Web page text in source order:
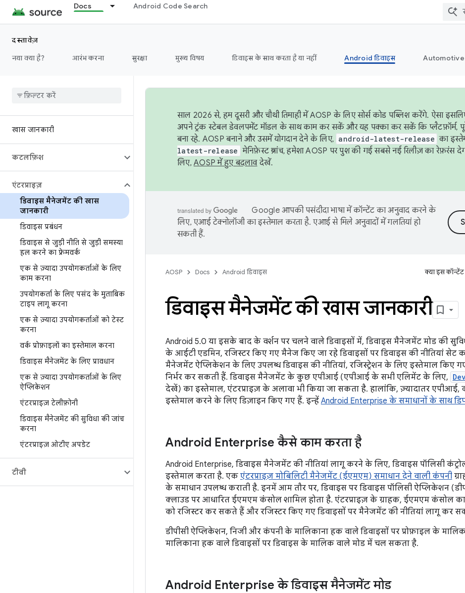
Docs Android Code Search
दस्तावेज़
नया क्या है?
आरंभ करना सुरक्षा मुख्य विषय डिवाइस के साथ करता है या नहीं Android डिवाइस Automotive
खास जानकारी
कटलफ़िश
एंटरप्राइज़
डिवाइस मैनेजमेंट की खास
जानकारी
डिवाइस प्रबंधन
डिवाइस से जुड़ी नीति से जुड़ी समस्या
हल करने का फ़्रेमवर्क
एक से ज़्यादा उपयोगकर्ताओं के लिए
काम करना
उपयोगकर्ता के लिए पसंद के मुताबिक
टाइप लागू करना
एक से ज़्यादा उपयोगकर्ताओं को टेस्ट
करना
वर्क प्रोफ़ाइलों का इस्तेमाल करना
डिवाइस मैनेजमेंट के लिए प्रावधान
एक से ज़्यादा उपयोगकर्ताओं के लिए
ऐप्लिकेशन
एंटरप्राइज़ टेलीफ़ोनी
डिवाइस मैनेजमेंट की सुविधा की जांच
करना
एंटरप्राइज़ ओटीए अपडेट
टीवी
साल 2026 से, हम दूसरी और चौथी तिमाही में AOSP के लिए सोर्स कोड पब्लिश करेंगे. ऐसा
अपने ट्रंक स्टेबल डेवलपमेंट मॉडल के साथ काम कर सकें और यह पक्का कर सकें कि प्लैटफ़ॉर्म, पूरे
बना रहे. AOSP बनाने और उसमें योगदान देने के लिए, android-latest-release का
latest-release मेनिफ़ेस्ट ब्रांच, हमेशा AOSP पर पुश की गई सबसे नई रिलीज़ का रेफ़रंस
लिए, AOSP में हुए बदलावदेखें.
Google आपकी पसंदीदा भाषा में कॉन्टेंट का अनुवाद करने के
लिए, एआई टेक्नोलॉजी का इस्तेमाल करता है. एआई से मिले अनुवादों में गलतियां हो
सकती हैं.
AOSP Docs Android डिवाइस क्या इस
डिवाइस मैनेजमेंट की खास जानकारी
Android 5.0 या इसके बाद के वर्शन पर चलने वाले डिवाइसों में, डिवाइस मैनेजमेंट मोड की
के आईटी एडमिन, रजिस्टर किए गए मैनेज किए जा रहे डिवाइसों पर डिवाइस की नीतियां सेट
मैनेजमेंट ऐप्लिकेशन के लिए उपलब्ध डिवाइस की नीतियां, रजिस्ट्रेशन के लिए इस्तेमाल किए
निर्भर कर सकती हैं. डिवाइस मैनेजमेंट के कुछ एपीआई (एपीआई के सभी एलिमेंट के लिए,
देखें) का इस्तेमाल, एंटरप्राइज़ के अलावा भी किया जा सकता है. हालांकि, ज़्यादातर एपीआई,
इस्तेमाल करने के लिए डिज़ाइन किए गए हैं. इन्हें Android Enterprise के समाधानों के साथ
Android Enterprise कैसे काम करता है
Android Enterprise, डिवाइस मैनेजमेंट की नीतियां लागू करने के लिए, डिवाइस पॉलिसी
इस्तेमाल करता है. एक एंटरप्राइज़ मोबिलिटी मैनेजमेंट (ईएमएम) समाधान देने वाली कंपनी
के समाधान उपलब्ध कराती है. इनमें आम तौर पर, डिवाइस पर डिवाइस पॉलिसी ऐप्लिकेशन
क्लाउड पर आधारित ईएमएम कंसोल शामिल होता है. एंटरप्राइज़ के ग्राहक, ईएमएम कंसोल
को रजिस्टर कर सकते हैं और रजिस्टर किए गए डिवाइसों पर मैनेजमेंट की नीतियां लागू कर
डीपीसी ऐप्लिकेशन, निजी और कंपनी के मालिकाना हक वाले डिवाइसों पर प्रोफ़ाइल के
मालिकाना हक वाले डिवाइसों पर डिवाइस के मालिक वाले मोड में चल सकता है.
Android Enterprise के डिवाइस मैनेजमेंट मोड